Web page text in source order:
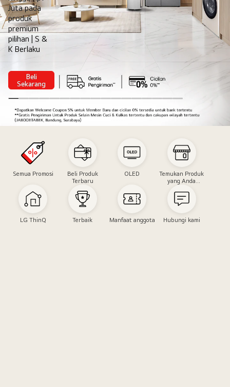
Juta pada
produk
premium
pilihan | S &
K Berlaku
8.8
Comfort
Designed
You
Beli
Sekarang
Semua Promosi
Beli Produk
Terbaru
OLED
Temukan Produk
yang Anda
LG ThinQ Terbaik Manfaat anggota Hubungi kami